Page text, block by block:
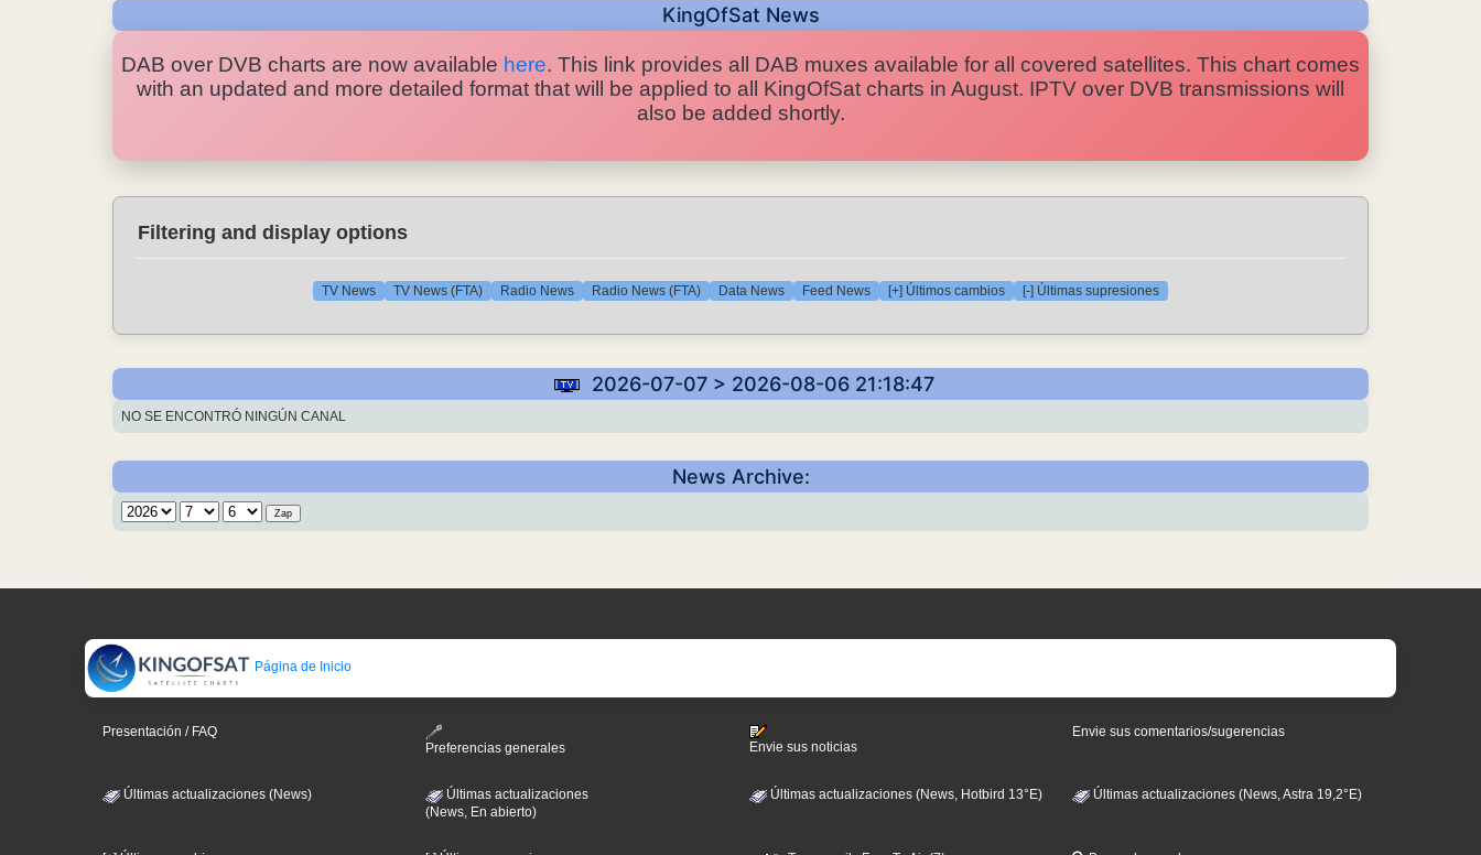
KingOfSat News
DAB over DVB charts are now available here. This link provides all DAB muxes available for all covered satellites. This chart comes
with an updated and more detailed format that will be applied to all KingOfSat charts in August. IPTV over DVB transmissions will
also be added shortly.
Filtering and display options
TV News TV News (FTA) Radio News Radio News (FTA) Data News Feed News [+] Últimos cambios [-] Últimas supresiones
2026-07-07 > 2026-08-06 21:18:47
NO SE ENCONTRÓ NINGÚN CANAL
News Archive:
Página de Inicio
Presentación / FAQ
Preferencias generales
Envie sus noticias
Envie sus comentarios/sugerencias
Últimas actualizaciones (News)
Últimas actualizaciones
(News, En abierto)
Últimas actualizaciones (News, Hotbird 13°E) Últimas actualizaciones (News, Astra 19,2°E)